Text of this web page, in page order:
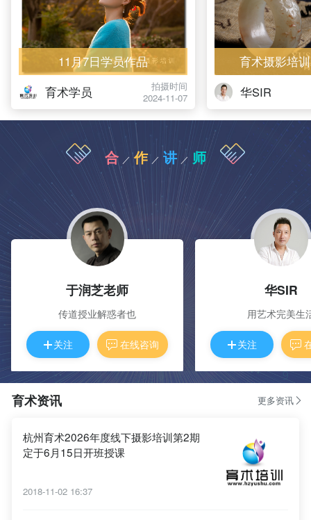
11月7日学员作品
育术学员
拍摄时间
2024-11-07
育术摄影培
华SIR
合 ／ 作 ／ 讲 ／ 师
于润芝老师
传道授业解惑者也
关注 在线咨询
华SIR
用艺术完美生
关注
育术资讯 更多资讯
杭州育术2026年度线下摄影培训第2期
定于6月15日开班授课
2018-11-02 16:37